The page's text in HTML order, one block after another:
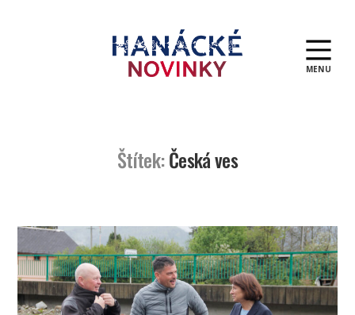
MENU
Štítek:Česká ves